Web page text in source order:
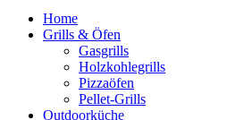
Home
Grills & Öfen
Gasgrills
Holzkohlegrills
Pizzaöfen
Pellet-Grills
Outdoorküche